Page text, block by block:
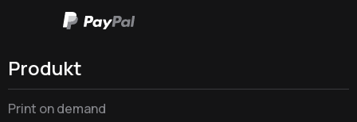
Produkt
Print on demand